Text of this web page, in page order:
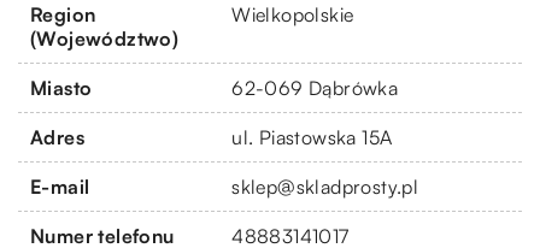
Region
(Województwo)
Wielkopolskie
Miasto 62-069 Dąbrówka
Adres ul. Piastowska 15A
E-mail sklep@skladprosty.pl
Numer telefonu 48883141017